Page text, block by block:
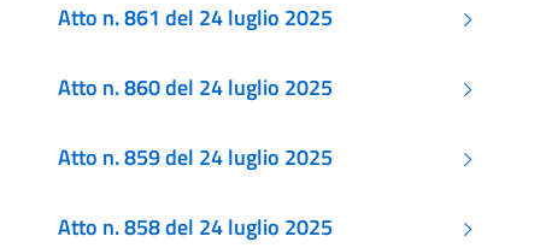
Atto n. 861 del 24 luglio 2025
Atto n. 860 del 24 luglio 2025
Atto n. 859 del 24 luglio 2025
Atto n. 858 del 24 luglio 2025